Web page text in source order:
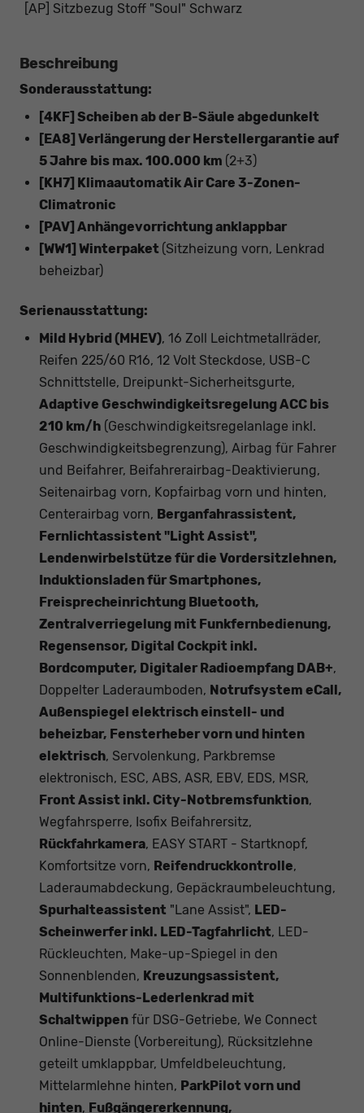
[AP] Sitzbezug Stoff "Soul" Schwarz
Beschreibung
Sonderausstattung:
[4KF] Scheiben ab der B-Säule abgedunkelt
[EA8] Verlängerung der Herstellergarantie auf
5 Jahre bis max. 100.000 km (2+3)
[KH7] Klimaautomatik Air Care 3-Zonen-
Climatronic
[PAV] Anhängevorrichtung anklappbar
[WW1] Winterpaket (Sitzheizung vorn, Lenkrad
beheizbar)
Serienausstattung:
Mild Hybrid (MHEV), 16 Zoll Leichtmetallräder,
Reifen 225/60 R16, 12 Volt Steckdose, USB-C
Schnittstelle, Dreipunkt-Sicherheitsgurte,
Adaptive Geschwindigkeitsregelung ACC bis
210 km/h (Geschwindigkeitsregelanlage inkl.
Geschwindigkeitsbegrenzung), Airbag für Fahrer
und Beifahrer, Beifahrerairbag-Deaktivierung,
Seitenairbag vorn, Kopfairbag vorn und hinten,
Centerairbag vorn, Berganfahrassistent,
Fernlichtassistent "Light Assist",
Lendenwirbelstütze für die Vordersitzlehnen,
Induktionsladen für Smartphones,
Freisprecheinrichtung Bluetooth,
Zentralverriegelung mit Funkfernbedienung,
Regensensor, Digital Cockpit inkl.
Bordcomputer, Digitaler Radioempfang DAB+,
Doppelter Laderaumboden, Notrufsystem eCall,
Außenspiegel elektrisch einstell- und
beheizbar, Fensterheber vorn und hinten
elektrisch, Servolenkung, Parkbremse
elektronisch, ESC, ABS, ASR, EBV, EDS, MSR,
Front Assist inkl. City-Notbremsfunktion,
Wegfahrsperre, Isofix Beifahrersitz,
Rückfahrkamera, EASY START - Startknopf,
Komfortsitze vorn, Reifendruckkontrolle,
Laderaumabdeckung, Gepäckraumbeleuchtung,
Spurhalteassistent "Lane Assist", LED-
Scheinwerfer inkl. LED-Tagfahrlicht, LED-
Rückleuchten, Make-up-Spiegel in den
Sonnenblenden, Kreuzungsassistent,
Multifunktions-Lederlenkrad mit
Schaltwippen für DSG-Getriebe, We Connect
Online-Dienste (Vorbereitung), Rücksitzlehne
geteilt umklappbar, Umfeldbeleuchtung,
Mittelarmlehne hinten, ParkPilot vorn und
hinten, Fußgängererkennung,